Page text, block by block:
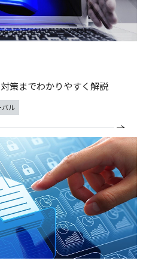
策までわかりやすく解説
バル